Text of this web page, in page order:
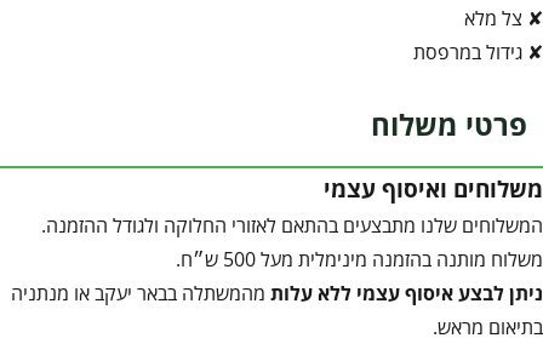
✘ צל מלא
✘ גידול במרפסת
פרטי משלוח
משלוחים ואיסוף עצמי
המשלוחים שלנו מתבצעים בהתאם לאזורי החלוקה ולגודל ההזמנה.
משלוח מותנה בהזמנה מינימלית מעל 500 ש״ח.
ניתן לבצע איסוף עצמי ללא עלות מהמשתלה בבאר יעקב או מנתניה
בתיאום מראש.